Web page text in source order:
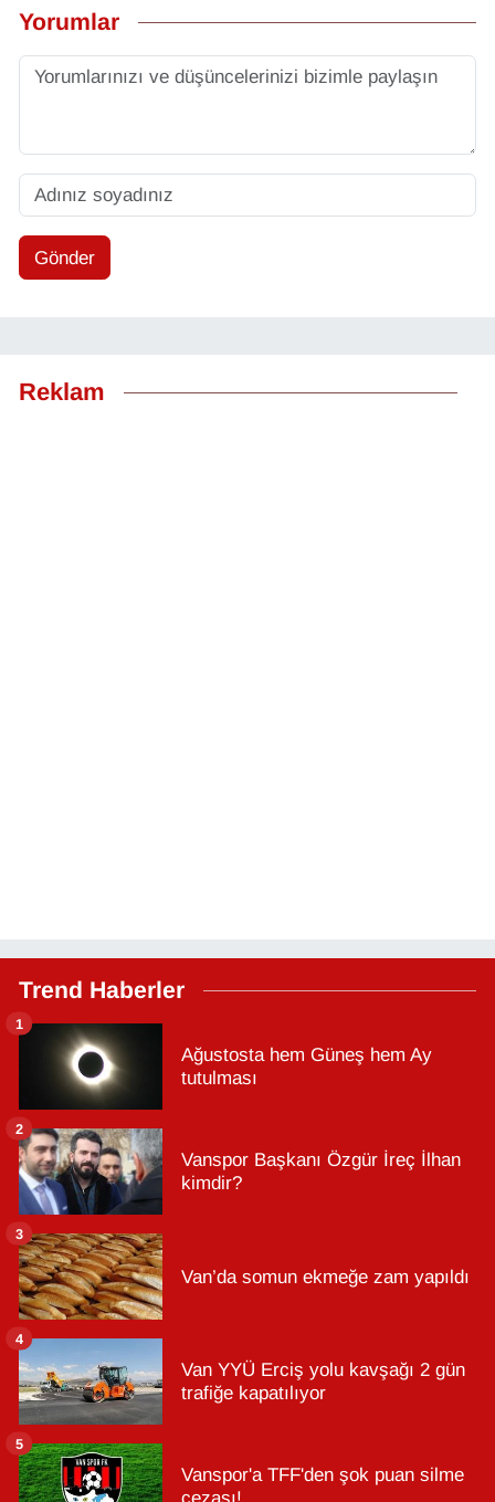
Yorumlar
Gönder
Reklam
Trend Haberler
Ağustosta hem Güneş hem Ay
tutulması
1
Vanspor Başkanı Özgür İreç İlhan
kimdir?
2
Van’da somun ekmeğe zam yapıldı
3
Van YYÜ Erciş yolu kavşağı 2 gün
trafiğe kapatılıyor
4
Vanspor'a TFF'den şok puan silme
5